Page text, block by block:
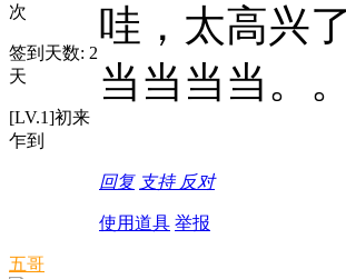
次
签到天数: 2
天
[LV.1]初来
乍到
哇，太高兴
当当当当。。
回复 支持 反对
使用道具 举报
五哥